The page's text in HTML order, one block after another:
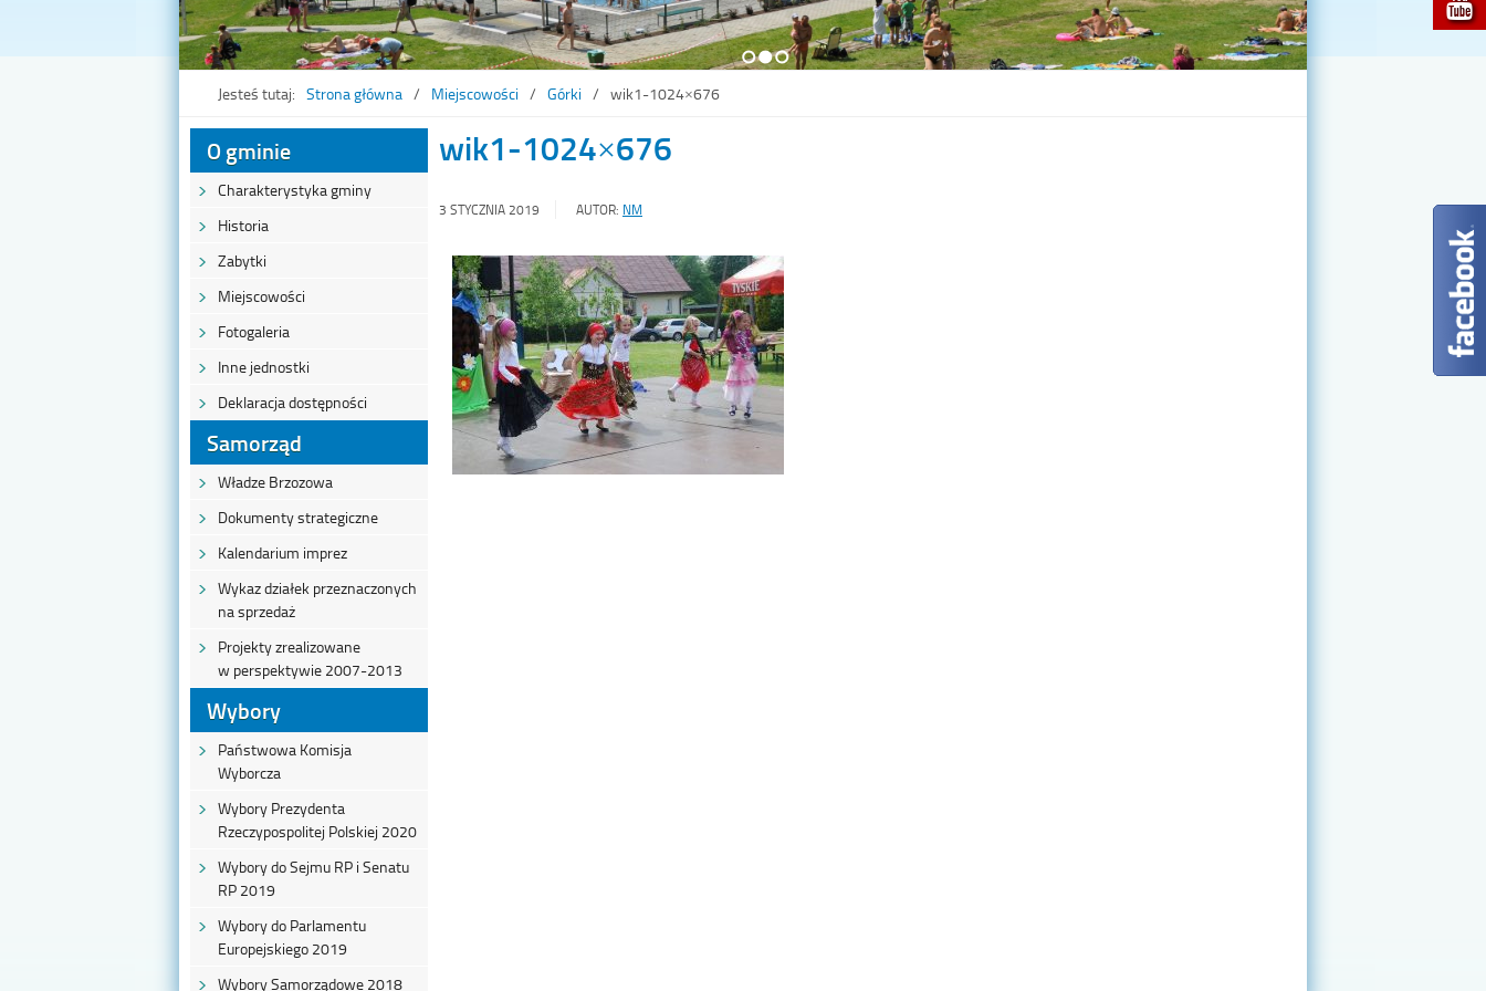
1 2 3
Jesteś tutaj: Strona główna Miejscowości Górki wik1-1024×676
O gminie
Charakterystyka gminy
Historia
Zabytki
Miejscowości
Fotogaleria
Inne jednostki
Deklaracja dostępności
Samorząd
Władze Brzozowa
Dokumenty strategiczne
Kalendarium imprez
Wykaz działek przeznaczonych
na sprzedaż
Projekty zrealizowane
w perspektywie 2007-2013
Wybory
Państwowa Komisja
Wyborcza
Wybory Prezydenta
Rzeczypospolitej Polskiej 2020
Wybory do Sejmu RP i Senatu
RP 2019
Wybory do Parlamentu
Europejskiego 2019
Wybory Samorządowe 2018
wik1-1024×676
3 STYCZNIA 2019 AUTOR: NM